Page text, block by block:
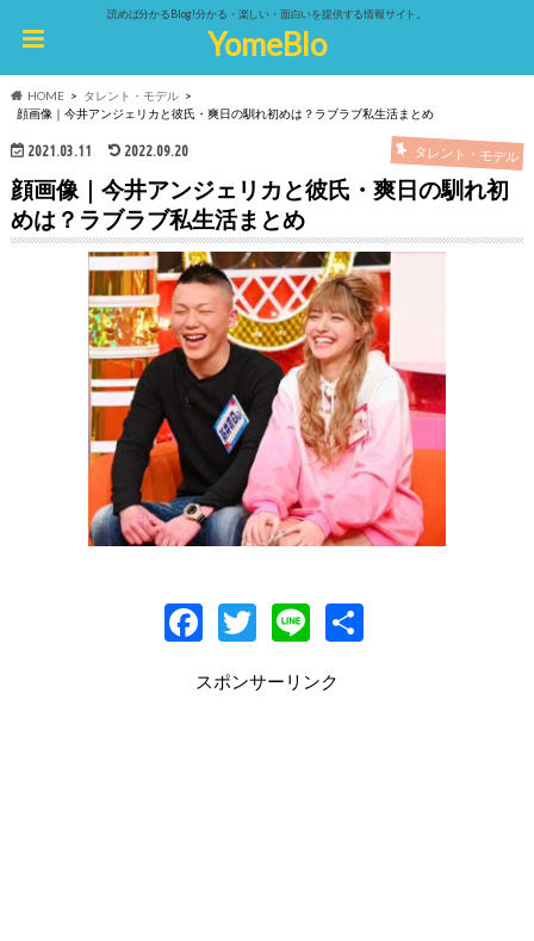
読めば分かるBlog!分かる・楽しい・面白いを提供する情報サイト。
YomeBlo
HOME
タレント・モデル
顔画像｜今井アンジェリカと彼氏・爽日の馴れ初めは？ラブラブ私生活まとめ
2021.03.11 2022.09.20 タレント・モデル
顔画像｜今井アンジェリカと彼氏・爽日の馴れ初
めは？ラブラブ私生活まとめ
F
e
T
itt
Li
e
共
スポンサーリンク